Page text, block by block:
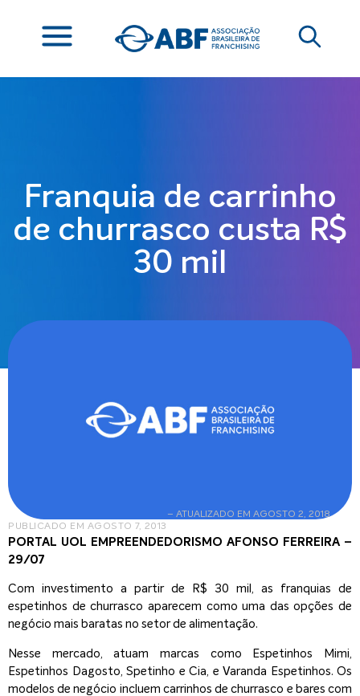
Franquia de carrinho
de churrasco custa R$
30 mil
PUBLICADO EM AGOSTO 7, 2013
– ATUALIZADO EM AGOSTO 2, 2018
PORTAL UOL EMPREENDEDORISMO AFONSO FERREIRA –
29/07
Com investimento a partir de R$ 30 mil, as franquias de
espetinhos de churrasco aparecem como uma das opções de
negócio mais baratas no setor de alimentação.
Nesse mercado, atuam marcas como Espetinhos Mimi,
Espetinhos Dagosto, Spetinho e Cia, e Varanda Espetinhos. Os
modelos de negócio incluem carrinhos de churrasco e bares com